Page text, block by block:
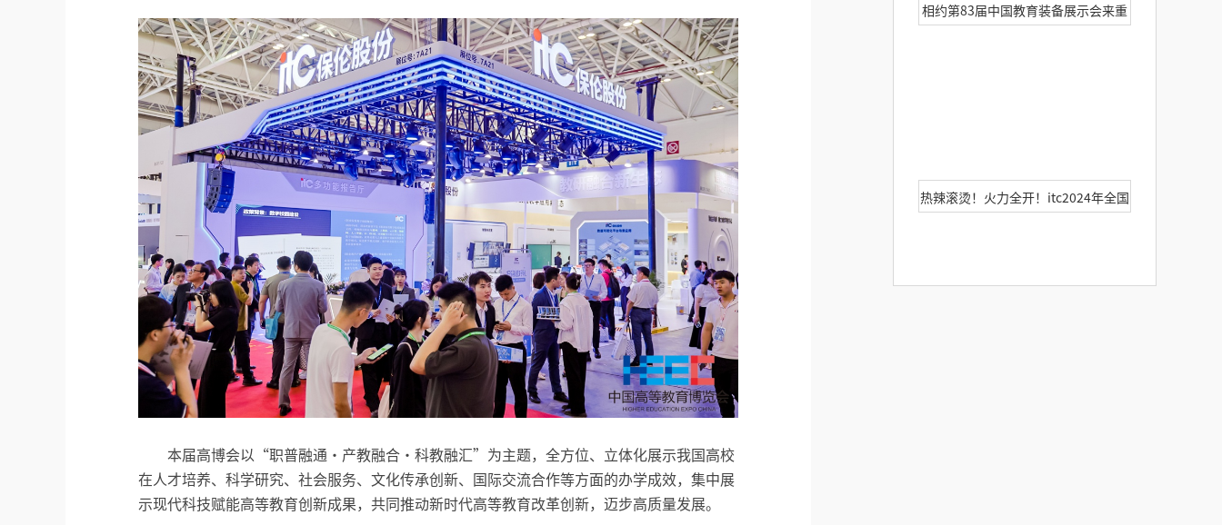
本届高博会以“职普融通·产教融合·科教融汇”为主题，全方位、立体化展示我国高校
在人才培养、科学研究、社会服务、文化传承创新、国际交流合作等方面的办学成效，集中展
示现代科技赋能高等教育创新成果，共同推动新时代高等教育改革创新，迈步高质量发展。
相约第83届中国教育装备展示会来重
热辣滚烫！火力全开！itc2024年全国